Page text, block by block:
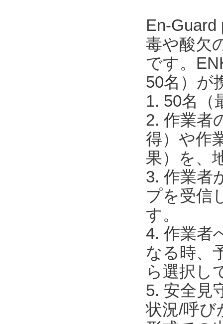
En-Guard
毒や酸欠
です。
50名）が
1. 50名（
2. 作業者
得）や作
果）を、
3. 作業者
プを受信
す。
4. 作業者
なる時、
ら選択し
5. 安全見
状況/呼び